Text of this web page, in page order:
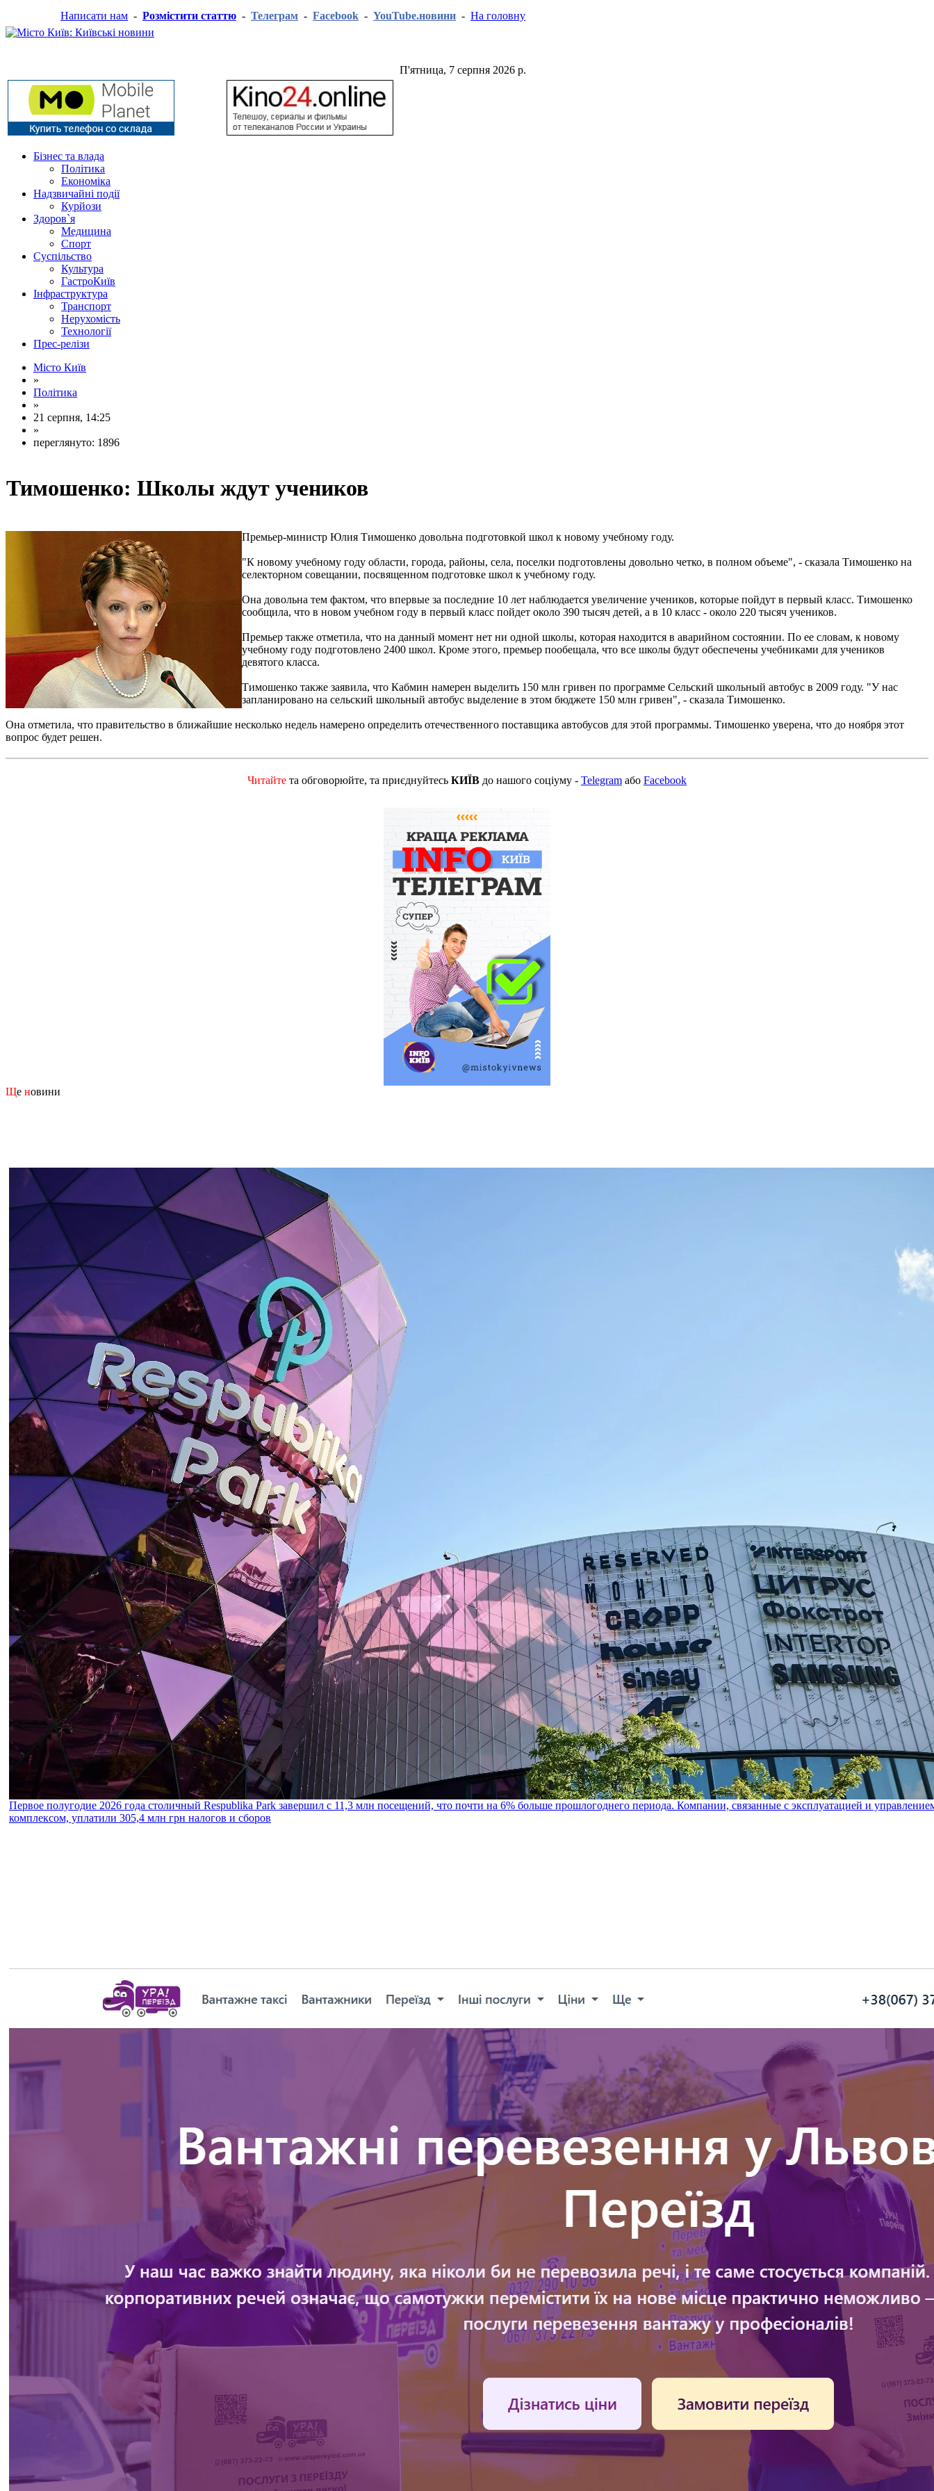
Написати нам - Розмістити статтю - Телеграм - Facebook - YouTube.новини - На головну
П'ятница, 7 серпня 2026 р.
Бізнес та влада
Політика
Економіка
Надзвичайні події
Курйози
Здоров`я
Медицина
Спорт
Суспільство
Культура
ГастроКиїв
Інфраструктура
Транспорт
Нерухомість
Технології
Прес-релізи
Місто Київ
»
Політика
»
21 серпня, 14:25
»
переглянуто: 1896
Тимошенко: Школы ждут учеников
Премьер-министр Юлия Тимошенко довольна подготовкой школ к новому учебному году.
"К новому учебному году области, города, районы, села, поселки подготовлены довольно четко, в полном объеме", - сказала Тимошенко на
селекторном совещании, посвященном подготовке школ к учебному году.
Она довольна тем фактом, что впервые за последние 10 лет наблюдается увеличение учеников, которые пойдут в первый класс. Тимошенко
сообщила, что в новом учебном году в первый класс пойдет около 390 тысяч детей, а в 10 класс - около 220 тысяч учеников.
Премьер также отметила, что на данный момент нет ни одной школы, которая находится в аварийном состоянии. По ее словам, к новому
учебному году подготовлено 2400 школ. Кроме этого, премьер пообещала, что все школы будут обеспечены учебниками для учеников
девятого класса.
Тимошенко также заявила, что Кабмин намерен выделить 150 млн гривен по программе Сельский школьный автобус в 2009 году. "У нас
запланировано на сельский школьный автобус выделение в этом бюджете 150 млн гривен", - сказала Тимошенко.
Она отметила, что правительство в ближайшие несколько недель намерено определить отечественного поставщика автобусов для этой программы. Тимошенко уверена, что до ноября этот
вопрос будет решен.
Читайте та обговорюйте, та приєднуйтесь КИЇВ до нашого соціуму - Telegram або Facebook
Ще новини
Первое полугодие 2026 года столичный Respublika Park завершил с 11,3 млн посещений, что почти на 6% больше прошлогоднего периода. Компании, связанные с эксплуатацией и
комплексом, уплатили 305,4 млн грн налогов и сборов